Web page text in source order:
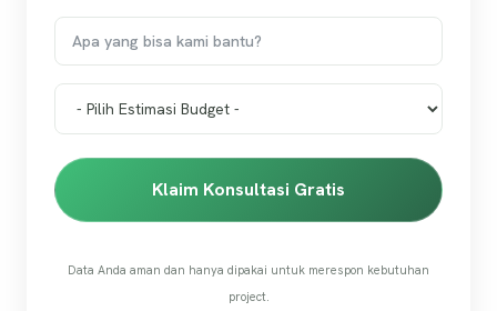
Klaim Konsultasi Gratis
Data Anda aman dan hanya dipakai untuk merespon kebutuhan
project.